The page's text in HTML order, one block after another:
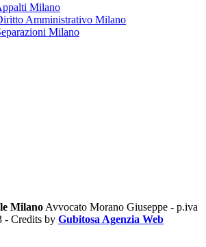
Milano
Amministrativo Milano
Milano
MilanoAvvocato Morano Giuseppe - p.iva
- Credits by Gubitosa Agenzia Web